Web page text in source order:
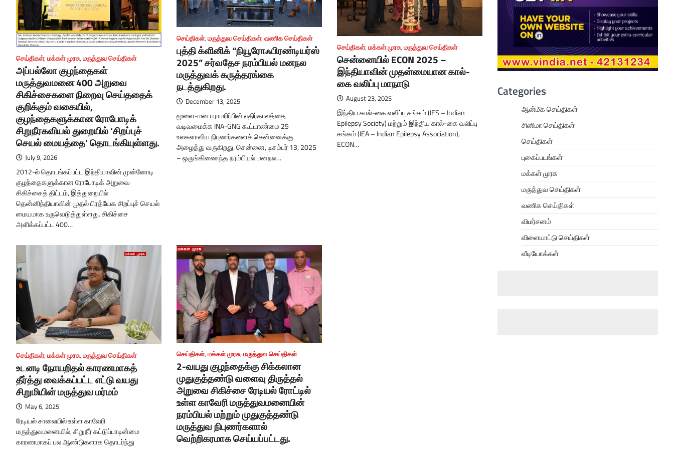
செய்திகள், மக்கள் முரசு, மருத்துவ செய்திகள்
அப்பல்லோ குழந்தைகள்
மருத்துவமனை 400 அறுவை
சிகிச்சைகளை நிறைவு செய்ததைக்
குறிக்கும் வகையில்,
குழந்தைகளுக்கான ரோபோடிக்
சிறுநீரகவியல் துறையில் ‘சிறப்புச்
செயல் மையத்தை’ தொடங்கியுள்ளது.
July 9, 2026
2012-ல் தொடங்கப்பட்ட இந்தியாவின் முன்னோடி
குழந்தைகளுக்கான ரோபோடிக் அறுவை
சிகிச்சைத் திட்டம், இத்துறையில்
தென்னிந்தியாவின் முதல் பிரத்யேக சிறப்புச் செயல்
மையமாக உருவெடுத்துள்ளது. சிகிச்சை
அளிக்கப்பட்ட 400…
செய்திகள், மருத்துவ செய்திகள், வணிக செய்திகள்
புத்தி க்ளினிக் “நியூரோஃபிரண்டியர்ஸ்
2025” சர்வதேச நரம்பியல் மனநல
மருத்துவக் கருத்தரங்கை
நடத்துகிறது.
December 13, 2025
மூளை-மன பராமரிப்பின் எதிர்காலத்தை
வடிவமைக்க INA-GNG கூட்டாண்மை 25
உலகளாவிய நிபுணர்களைச் சென்னைக்கு
அழைத்து வருகிறது. சென்னை, டிசம்பர் 13, 2025
– ஒருங்கிணைந்த நரம்பியல் மனநல…
செய்திகள், மக்கள் முரசு, மருத்துவ செய்திகள்
சென்னையில் ECON 2025 –
இந்தியாவின் முதன்மையான கால்-
கை வலிப்பு மாநாடு
August 23, 2025
இந்திய கால்-கை வலிப்பு சங்கம் (IES – Indian
Epilepsy Society) மற்றும் இந்திய கால்-கை வலிப்பு
சங்கம் (IEA – Indian Epilepsy Association),
ECON…
செய்திகள், மக்கள் முரசு, மருத்துவ செய்திகள்
உடனடி நோயறிதல் காரணமாகத்
தீர்த்து வைக்கப்பட்ட எட்டு வயது
சிறுமியின் மருத்துவ மர்மம்
May 6, 2025
ரேடியல் சாலையில் உள்ள காவேரி
மருத்துவமனையில், சிறுநீர் கட்டுப்பாடின்மை
காரணமாகப் பல ஆண்டுகளாக தொடர்ந்து
செய்திகள், மக்கள் முரசு, மருத்துவ செய்திகள்
2-வயது குழந்தைக்கு சிக்கலான
முதுகுத்தண்டு வளைவு திருத்தல்
அறுவை சிகிச்சை ரேடியல் ரோட்டில்
உள்ள காவேரி மருத்துவமனையின்
நரம்பியல் மற்றும் முதுகுத்தண்டு
மருத்துவ நிபுணர்களால்
வெற்றிகரமாக செய்யப்பட்டது.
Categories
ஆன்மீக செய்திகள்
சினிமா செய்திகள்
செய்திகள்
புகைப்படங்கள்
மக்கள் முரசு
மருத்துவ செய்திகள்
வணிக செய்திகள்
விமர்சனம்
விளையாட்டு செய்திகள்
வீடியோக்கள்